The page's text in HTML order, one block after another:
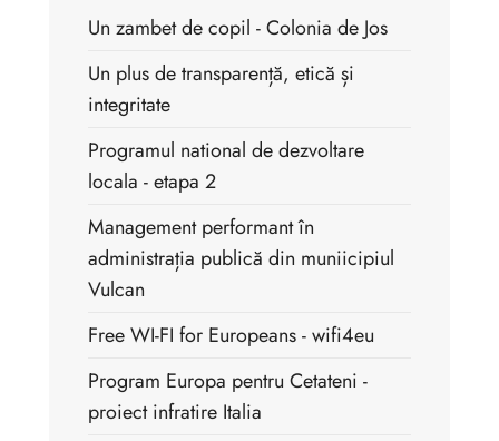
Un zambet de copil - Colonia de Jos
Un plus de transparență, etică și
integritate
Programul national de dezvoltare
locala - etapa 2
Management performant în
administrația publică din muniicipiul
Vulcan
Free WI-FI for Europeans - wifi4eu
Program Europa pentru Cetateni -
proiect infratire Italia